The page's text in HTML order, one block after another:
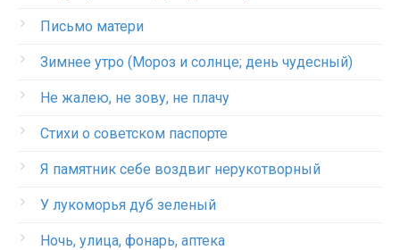
Письмо матери
Зимнее утро (Мороз и солнце; день чудесный)
Не жалею, не зову, не плачу
Стихи о советском паспорте
Я памятник себе воздвиг нерукотворный
У лукоморья дуб зеленый
Ночь, улица, фонарь, аптека